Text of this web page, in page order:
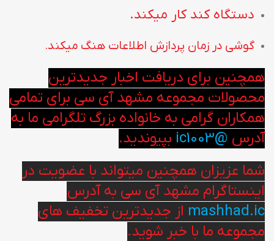
دستگاه کند کار میکند.
گوشی در زمان پردازش اطلاعات هنگ میکند.
همچنین برای دریافت اخبار جدیدترین
محصولات مجموعه مشهد آی سی برای تمامی
همکاران گرامی به خانواده بزرگ تلگرامی ما به
آدرس @ic1003
بپیوندید.
شما عزیزان همچنین میتواند با عضویت در
اینستاگرام مشهد آی سی به آدرس
mashhad.ic از جدیدترین تخفیف های
مجموعه ما با خبر شوید.